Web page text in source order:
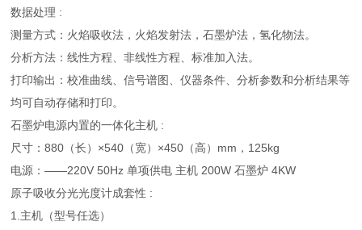
数据处理 :
测量方式：火焰吸收法，火焰发射法，石墨炉法，氢化物法。
分析方法：线性方程、非线性方程、标准加入法。
打印输出：校准曲线、信号谱图、仪器条件、分析参数和分析结果等
均可自动存储和打印。
石墨炉电源内置的一体化主机 :
尺寸：880（长）×540（宽）×450（高）mm，125kg
电源：——220V 50Hz 单项供电 主机 200W 石墨炉 4KW
原子吸收分光光度计成套性 :
1.主机（型号任选）